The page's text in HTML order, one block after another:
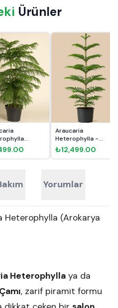
Ürünler
Çam 110...
Araucaria
Heterophylla -
Arokarya Çam 1...
₺12,499.00
Yorumlar
Heterophylla (Arokarya
Heterophylla ya da
, zarif piramit formu